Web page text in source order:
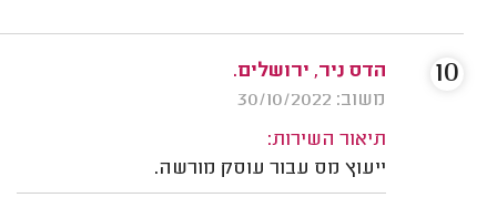
הדס ניר, ירושלים.
משוב: 30/10/2022
תיאור השירות:
ייעוץ מס עבור עוסק מורשה.
10